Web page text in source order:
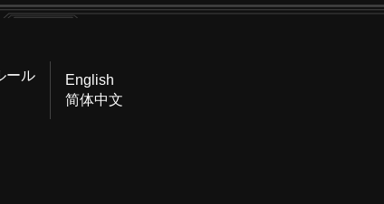
ール
English
简体中文